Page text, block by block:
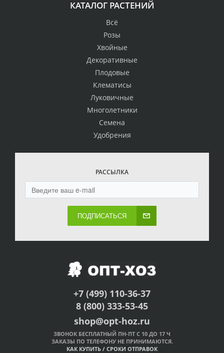
КАТАЛОГ РАСТЕНИЙ
Всё
Розы
Хвойные
Декоративные
Плодовые
Клематисы
Луковичные
Многолетники
Семена
Удобрения
РАССЫЛКА
ПОДПИСАТЬСЯ
+7 (499) 110-36-37
8 (800) 333-53-45
shop@opt-hoz.ru
ЗВОНОК БЕСПЛАТНЫЙ ПН-ПТ С 10 ДО 17 Ч
ЗАКАЗЫ ПО ТЕЛЕФОНУ НЕ ПРИНИМАЮТСЯ.
КАК КУПИТЬ / СРОКИ ОТПРАВОК